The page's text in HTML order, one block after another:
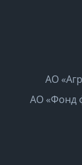
АО
АО «Фонд